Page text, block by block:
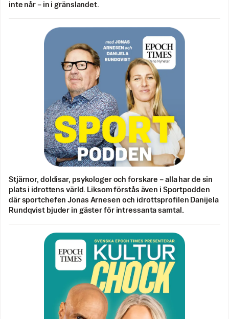
inte når – in i gränslandet.
Stjärnor, doldisar, psykologer och forskare – alla har de sin
plats i idrottens värld. Liksom förstås även i Sportpodden
där sportchefen Jonas Arnesen och idrottsprofilen Danijela
Rundqvist bjuder in gäster för intressanta samtal.